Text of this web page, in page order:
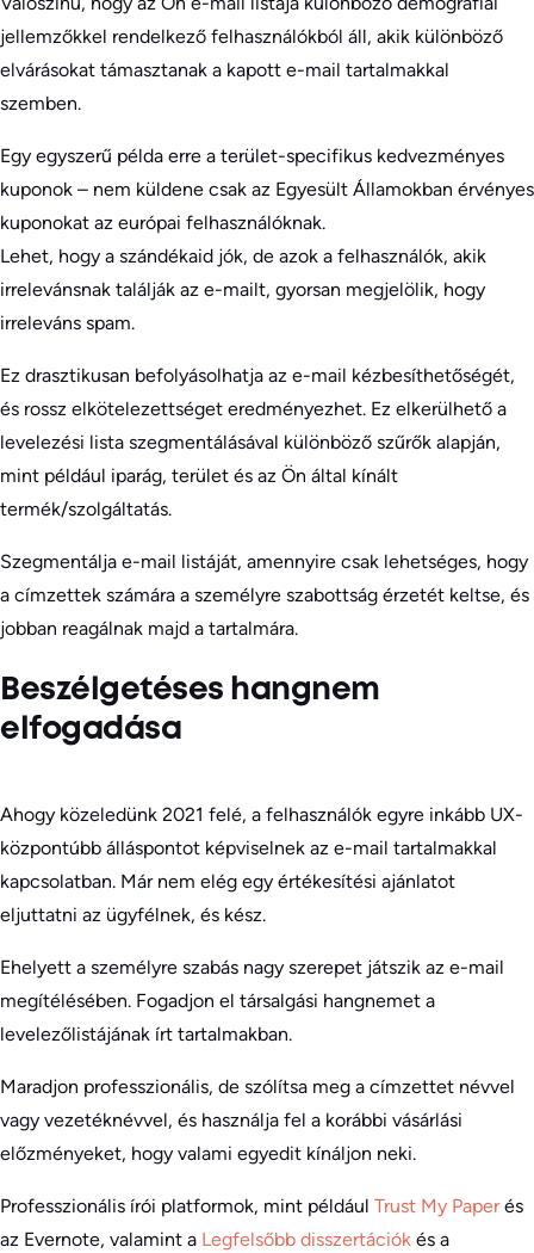
jellemzőkkel rendelkező felhasználókból áll, akik különböző
elvárásokat támasztanak a kapott e-mail tartalmakkal
szemben.
Egy egyszerű példa erre a terület-specifikus kedvezményes
kuponok – nem küldene csak az Egyesült Államokban érvényes
kuponokat az európai felhasználóknak.
Lehet, hogy a szándékaid jók, de azok a felhasználók, akik
irrelevánsnak találják az e-mailt, gyorsan megjelölik, hogy
irreleváns spam.
Ez drasztikusan befolyásolhatja az e-mail kézbesíthetőségét,
és rossz elkötelezettséget eredményezhet. Ez elkerülhető a
levelezési lista szegmentálásával különböző szűrők alapján,
mint például iparág, terület és az Ön által kínált
termék/szolgáltatás.
Szegmentálja e-mail listáját, amennyire csak lehetséges, hogy
a címzettek számára a személyre szabottság érzetét keltse, és
jobban reagálnak majd a tartalmára.
Beszélgetéses hangnem
elfogadása
Ahogy közeledünk 2021 felé, a felhasználók egyre inkább UX-
központúbb álláspontot képviselnek az e-mail tartalmakkal
kapcsolatban. Már nem elég egy értékesítési ajánlatot
eljuttatni az ügyfélnek, és kész.
Ehelyett a személyre szabás nagy szerepet játszik az e-mail
megítélésében. Fogadjon el társalgási hangnemet a
levelezőlistájának írt tartalmakban.
Maradjon professzionális, de szólítsa meg a címzettet névvel
vagy vezetéknévvel, és használja fel a korábbi vásárlási
előzményeket, hogy valami egyedit kínáljon neki.
Professzionális írói platformok, mint például Trust My Paperés
az Evernote, valamint a Legfelsőbb disszertációk és a